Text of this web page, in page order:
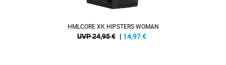
HMLCORE XK HIPSTERS WOMAN
UVP 24,95 € | 14,97€